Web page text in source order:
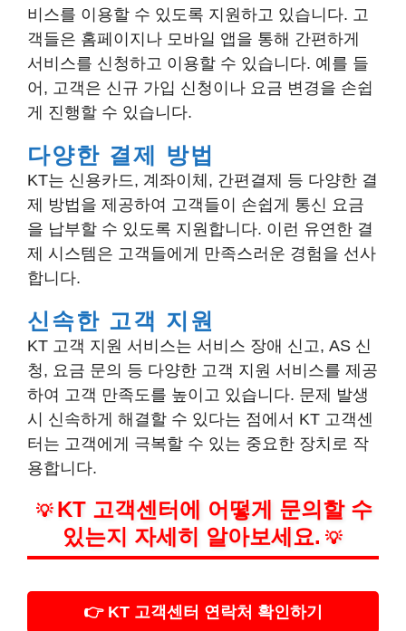
비스를 이용할 수 있도록 지원하고 있습니다. 고
객들은 홈페이지나 모바일 앱을 통해 간편하게
서비스를 신청하고 이용할 수 있습니다. 예를 들
어, 고객은 신규 가입 신청이나 요금 변경을 손쉽
게 진행할 수 있습니다.
다양한 결제 방법
KT는 신용카드, 계좌이체, 간편결제 등 다양한 결
제 방법을 제공하여 고객들이 손쉽게 통신 요금
을 납부할 수 있도록 지원합니다. 이런 유연한 결
제 시스템은 고객들에게 만족스러운 경험을 선사
합니다.
신속한 고객 지원
KT 고객 지원 서비스는 서비스 장애 신고, AS 신
청, 요금 문의 등 다양한 고객 지원 서비스를 제공
하여 고객 만족도를 높이고 있습니다. 문제 발생
시 신속하게 해결할 수 있다는 점에서 KT 고객센
터는 고객에게 극복할 수 있는 중요한 장치로 작
용합니다.
💡 KT 고객센터에 어떻게 문의할 수
있는지 자세히 알아보세요. 💡
👉 KT 고객센터 연락처 확인하기